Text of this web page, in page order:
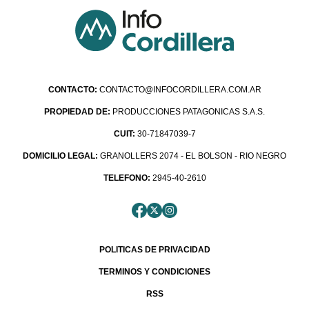
CONTACTO: CONTACTO@INFOCORDILLERA.COM.AR
PROPIEDAD DE: PRODUCCIONES PATAGONICAS S.A.S.
CUIT: 30-71847039-7
DOMICILIO LEGAL: GRANOLLERS 2074 - EL BOLSON - RIO NEGRO
TELEFONO: 2945-40-2610
POLITICAS DE PRIVACIDAD
TERMINOS Y CONDICIONES
RSS